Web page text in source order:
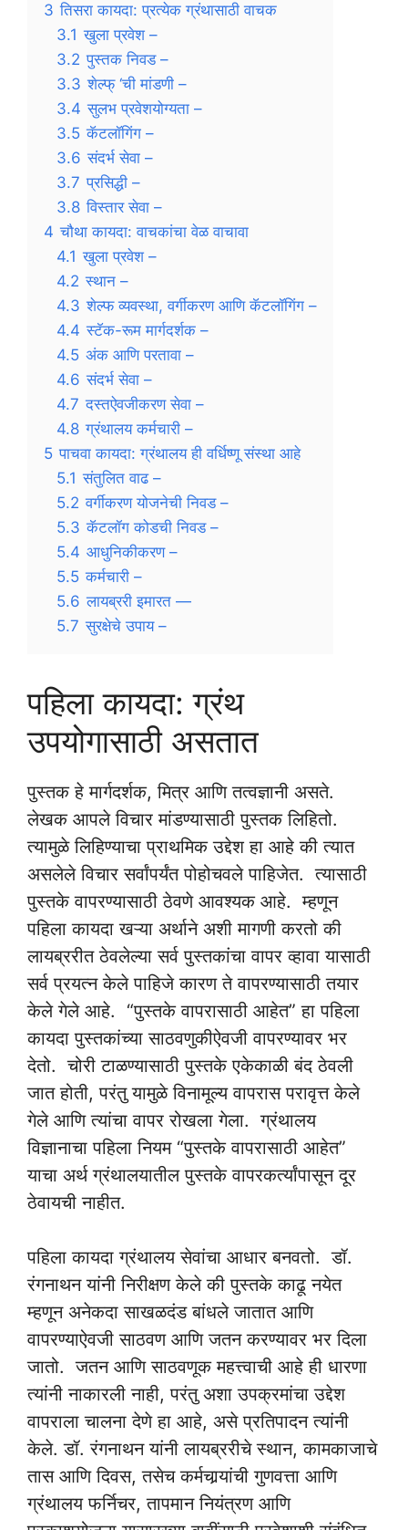
3 तिसरा कायदा: प्रत्येक ग्रंथासाठी वाचक
3.1 खुला प्रवेश –
3.2 पुस्तक निवड –
3.3 शेल्फ् ‘ची मांडणी –
3.4 सुलभ प्रवेशयोग्यता –
3.5 कॅटलॉगिंग –
3.6 संदर्भ सेवा –
3.7 प्रसिद्धी –
3.8 विस्तार सेवा –
4 चौथा कायदा: वाचकांचा वेळ वाचावा
4.1 खुला प्रवेश –
4.2 स्थान –
4.3 शेल्फ व्यवस्था, वर्गीकरण आणि कॅटलॉगिंग –
4.4 स्टॅक-रूम मार्गदर्शक –
4.5 अंक आणि परतावा –
4.6 संदर्भ सेवा –
4.7 दस्तऐवजीकरण सेवा –
4.8 ग्रंथालय कर्मचारी –
5 पाचवा कायदा: ग्रंथालय ही वर्धिष्णू संस्था आहे
5.1 संतुलित वाढ –
5.2 वर्गीकरण योजनेची निवड –
5.3 कॅटलॉग कोडची निवड –
5.4 आधुनिकीकरण –
5.5 कर्मचारी –
5.6 लायब्ररी इमारत —
5.7 सुरक्षेचे उपाय –
पहिला कायदा: ग्रंथ
उपयोगासाठी असतात
पुस्तक हे मार्गदर्शक, मित्र आणि तत्वज्ञानी असते.
लेखक आपले विचार मांडण्यासाठी पुस्तक लिहितो.
त्यामुळे लिहिण्याचा प्राथमिक उद्देश हा आहे की त्यात
असलेले विचार सर्वांपर्यंत पोहोचवले पाहिजेत. त्यासाठी
पुस्तके वापरण्यासाठी ठेवणे आवश्यक आहे. म्हणून
पहिला कायदा खऱ्या अर्थाने अशी मागणी करतो की
लायब्ररीत ठेवलेल्या सर्व पुस्तकांचा वापर व्हावा यासाठी
सर्व प्रयत्न केले पाहिजे कारण ते वापरण्यासाठी तयार
केले गेले आहे. “पुस्तके वापरासाठी आहेत” हा पहिला
कायदा पुस्तकांच्या साठवणुकीऐवजी वापरण्यावर भर
देतो. चोरी टाळण्यासाठी पुस्तके एकेकाळी बंद ठेवली
जात होती, परंतु यामुळे विनामूल्य वापरास परावृत्त केले
गेले आणि त्यांचा वापर रोखला गेला. ग्रंथालय
विज्ञानाचा पहिला नियम “पुस्तके वापरासाठी आहेत”
याचा अर्थ ग्रंथालयातील पुस्तके वापरकर्त्यांपासून दूर
ठेवायची नाहीत.
पहिला कायदा ग्रंथालय सेवांचा आधार बनवतो. डॉ.
रंगनाथन यांनी निरीक्षण केले की पुस्तके काढू नयेत
म्हणून अनेकदा साखळदंड बांधले जातात आणि
वापरण्याऐवजी साठवण आणि जतन करण्यावर भर दिला
जातो. जतन आणि साठवणूक महत्त्वाची आहे ही धारणा
त्यांनी नाकारली नाही, परंतु अशा उपक्रमांचा उद्देश
वापराला चालना देणे हा आहे, असे प्रतिपादन त्यांनी
केले. डॉ. रंगनाथन यांनी लायब्ररीचे स्थान, कामकाजाचे
तास आणि दिवस, तसेच कर्मचार्‍यांची गुणवत्ता आणि
ग्रंथालय फर्निचर, तापमान नियंत्रण आणि